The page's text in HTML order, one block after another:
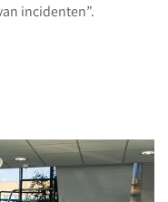
incidenten”.